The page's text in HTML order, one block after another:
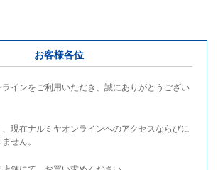
お客様各位
インをご利用いただき、誠にありがとうござい
現在ナルミヤオンラインへのアクセスならびに
せん。